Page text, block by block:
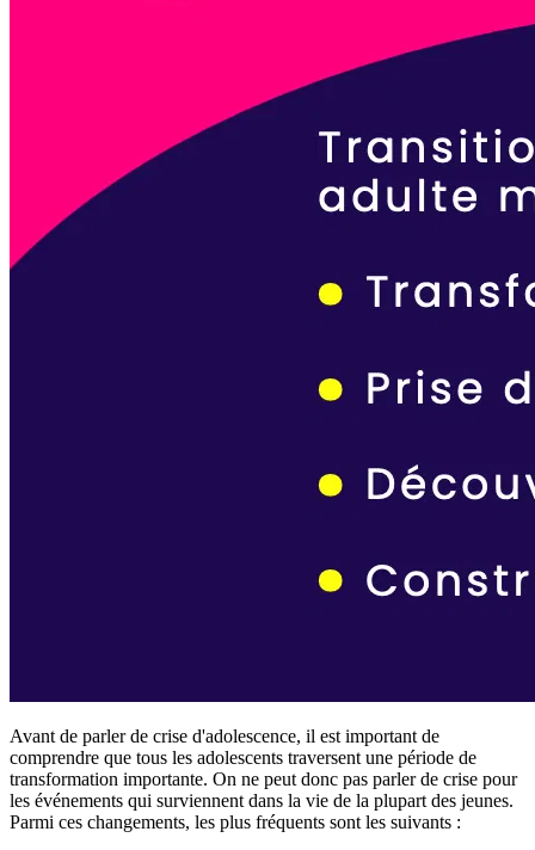
Avant de parler de crise d'adolescence, il est important de
comprendre que tous les adolescents traversent une période de
transformation importante. On ne peut donc pas parler de crise pour
les événements qui surviennent dans la vie de la plupart des jeunes.
Parmi ces changements, les plus fréquents sont les suivants :